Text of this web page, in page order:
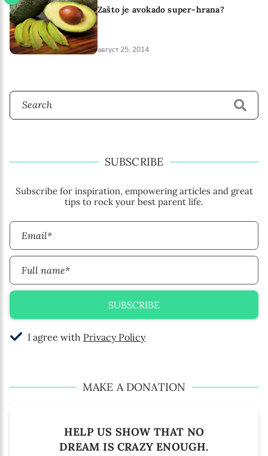
Zašto je avokado super-hrana?
август 25, 2014
SUBSCRIBE
Subscribe for inspiration, empowering articles and great
tips to rock your best parent life.
Email*
Full name*
SUBSCRIBE
I agree with Privacy Policy
MAKE A DONATION
HELP US SHOW THAT NO
DREAM IS CRAZY ENOUGH.